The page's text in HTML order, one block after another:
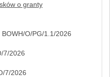
o granty
O/PG/1.1/2026
7/2026
7/2026